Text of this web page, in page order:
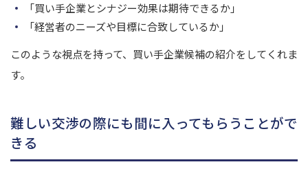
「買い手企業とシナジー効果は期待できるか」
「経営者のニーズや目標に合致しているか」
このような視点を持って、買い手企業候補の紹介をしてくれま
す。
難しい交渉の際にも間に入ってもらうことがで
きる